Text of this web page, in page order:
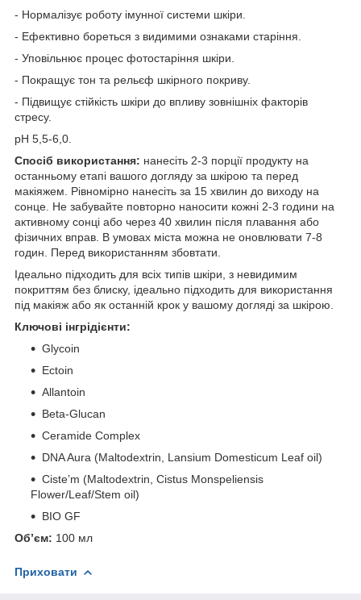
- Нормалізує роботу імунної системи шкіри.
- Ефективно бореться з видимими ознаками старіння.
- Уповільнює процес фотостаріння шкіри.
- Покращує тон та рельєф шкірного покриву.
- Підвищує стійкість шкіри до впливу зовнішніх факторів
стресу.
pH 5,5-6,0.
Спосіб використання: нанесіть 2-3 порції продукту на
останньому етапі вашого догляду за шкірою та перед
макіяжем. Рівномірно нанесіть за 15 хвилин до виходу на
сонце. Не забувайте повторно наносити кожні 2-3 години на
активному сонці або через 40 хвилин після плавання або
фізичних вправ. В умовах міста можна не оновлювати 7-8
годин. Перед використанням збовтати.
Ідеально підходить для всіх типів шкіри, з невидимим
покриттям без блиску, ідеально підходить для використання
під макіяж або як останній крок у вашому догляді за шкірою.
Ключові інгрідієнти:
Glycoin
Ectoin
Allantoin
Beta-Glucan
Ceramide Complex
DNA Aura (Maltodextrin, Lansium Domesticum Leaf oil)
Ciste’m (Maltodextrin, Cistus Monspeliensis
Flower/Leaf/Stem oil)
BIO GF
Об’єм: 100 мл
Приховати